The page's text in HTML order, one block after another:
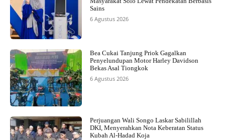
Sains
6 Agustus 2026
Bea Cukai Tanjung Priok Gagalkan
Penyelundupan Motor Harley Davidson
Bekas Asal Tiongkok
6 Agustus 2026
Perjuangan Wali Songo Laskar Sabilillah
DKI, Menyerahkan Nota Keberatan Status
Kubah Al-Hadad Koja